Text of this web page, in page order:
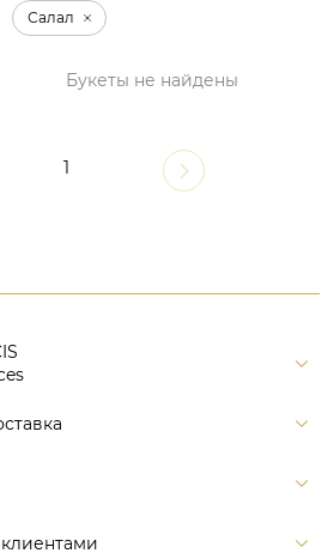
Салал
Букеты не найдены
1